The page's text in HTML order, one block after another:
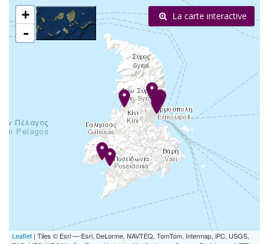
+
-
Leaflet | Tiles © Esri — Esri, DeLorme, NAVTEQ, TomTom, Intermap, iPC, USGS,
La carte interactive